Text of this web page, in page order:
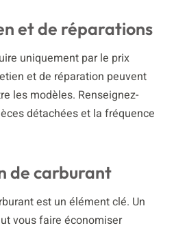
et de réparations
uniquement par le prix
et de réparation peuvent
les modèles. Renseignez-
détachées et la fréquence
de carburant
est un élément clé. Un
vous faire économiser